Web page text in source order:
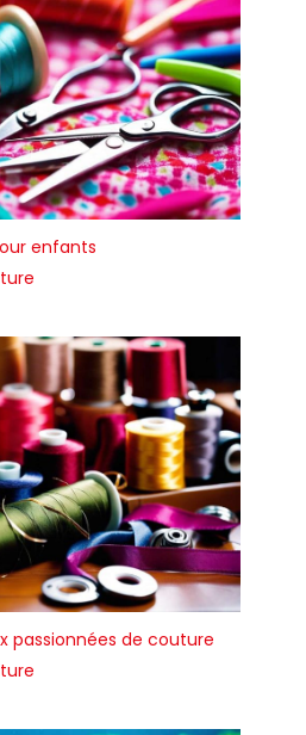
enfants
passionnées de couture